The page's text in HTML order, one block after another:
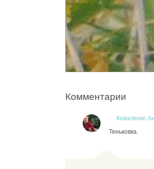
Комментарии
Коваленко
Теньковка.